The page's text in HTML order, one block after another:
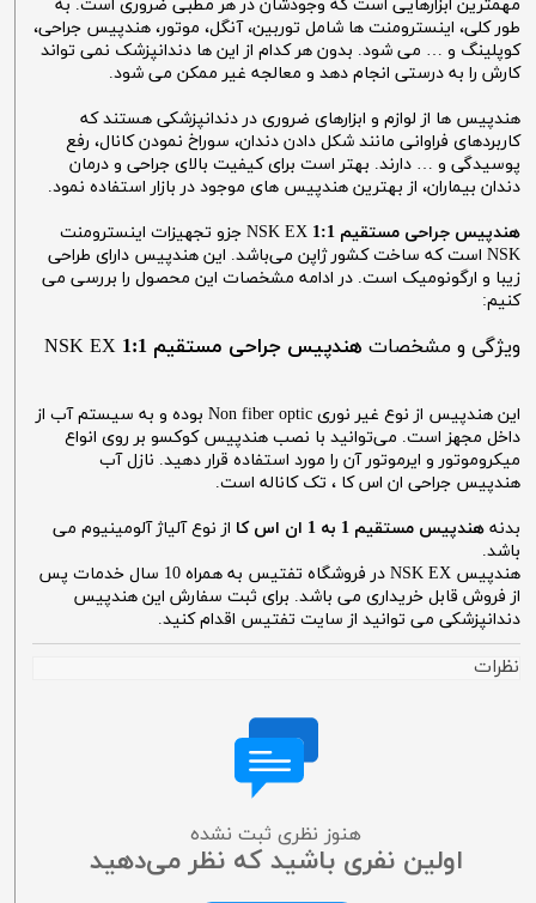
مهمترین ابزارهایی است که وجودشان در هر مطبی ضروری است. به
طور کلی، اینسترومنت ها شامل توربین، آنگل، موتور، هندپیس جراحی،
کوپلینگ و … می شود. بدون هر کدام از این ها دندانپزشک نمی تواند
کارش را به درستی انجام دهد و معالجه غیر ممکن می شود.
هندپیس ها از لوازم و ابزارهای ضروری در دندانپزشکی هستند که
کاربردهای فراوانی مانند شکل دادن دندان، سوراخ نمودن کانال، رفع
پوسیدگی و … دارند. بهتر است برای کیفیت بالای جراحی و درمان
دندان بیماران، از بهترین هندپیس های موجود در بازار استفاده نمود.
هندپیس جراحی مستقیم 1:1
NSK EX جزو تجهیزات اینسترومنت
NSK است که ساخت کشور ژاپن می‌باشد. این هندپیس دارای طراحی
زیبا و ارگونومیک است. در ادامه مشخصات این محصول را بررسی می
کنیم:
ویژگی و مشخصات هندپیس جراحی مستقیم 1:1 NSK EX
این هندپیس از نوع غیر نوری Non fiber optic بوده و به سیستم آب از
داخل مجهز است. می‌توانید با نصب هندپیس کوکسو بر روی انواع
میکروموتور و ایرموتور آن را مورد استفاده قرار دهید. نازل آب
هندپیس جراحی ان اس کا ، تک کاناله است.
بدنه هندپیس مستقیم 1 به 1 ان اس کا
از نوع آلیاژ آلومینیوم می
باشد.
هندپیس NSK EX در فروشگاه تفتیس به همراه 10 سال خدمات پس
از فروش قابل خریداری می باشد. برای ثبت سفارش این هندپیس
دندانپزشکی می توانید از سایت تفتیس اقدام کنید.
نظرات
هنوز نظری ثبت نشده
اولین نفری باشید که نظر می‌دهید